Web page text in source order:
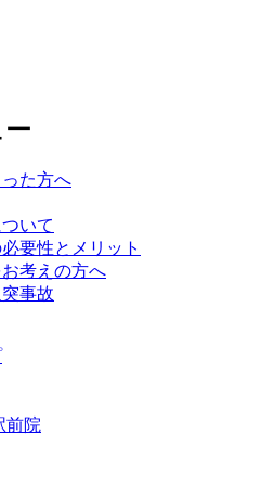
た方へ
いて
要性とメリット
考えの方へ
事故